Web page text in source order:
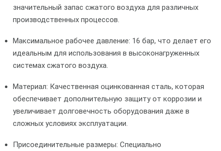
значительный запас сжатого воздуха для различных
производственных процессов.
Максимальное рабочее давление: 16 бар, что делает его
идеальным для использования в высоконагруженных
системах сжатого воздуха.
Материал: Качественная оцинкованная сталь, которая
обеспечивает дополнительную защиту от коррозии и
увеличивает долговечность оборудования даже в
сложных условиях эксплуатации.
Присоединительные размеры: Специально